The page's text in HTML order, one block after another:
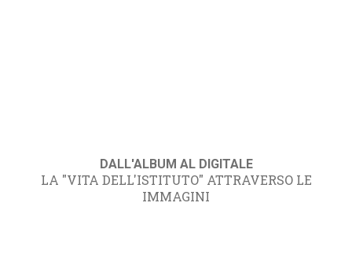
DALL'ALBUM AL DIGITALE
LA "VITA DELL'ISTITUTO" ATTRAVERSO LE
IMMAGINI